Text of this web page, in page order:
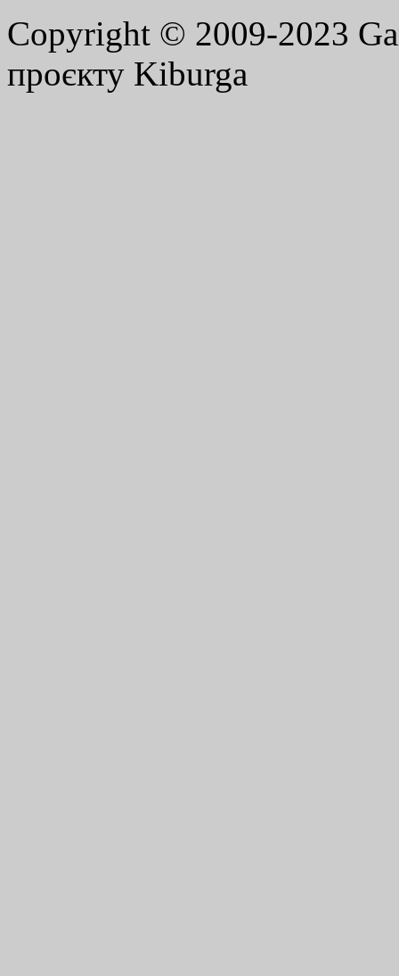
Copyright © 2009-2023
проєкту Kiburga